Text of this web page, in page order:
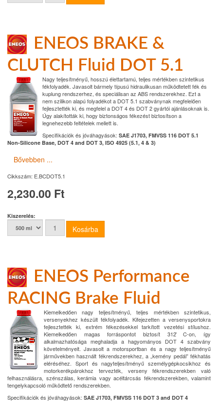
ENEOS BRAKE &
CLUTCH Fluid DOT 5.1
Nagy teljesítményű, hosszú élettartamú, teljes mértékben szintetikus
fékfolyadék. Javasolt bármely típusú hidraulikusan működtetett fék és
kuplung rendszerhez, és speciálisan az ABS rendszerekhez. Ezt a
nem szilikon alapú folyadékot a DOT 5.1 szabványnak megfelelően
fejlesztették ki, és megfelel a DOT 4 és DOT 2 gyártói ajánlásoknak is.
Úgy alakították ki, hogy biztonságos fékezést biztosítson a
legnehezebb feltételek mellett is.
Specifikációk és jóváhagyások: SAE J1703, FMVSS 116 DOT 5.1
Non-Silicone Base, DOT 4 and DOT 3, ISO 4925 (5.1, 4 & 3)
Bővebben ...
Cikkszám: E.BCDOT5.1
2,230.00 Ft
Kiszerelés:
ENEOS Performance
RACING Brake Fluid
Kiemelkedően nagy teljesítményű, teljes mértékben szintetikus,
versenyekhez készült fékfolyadék. Kifejezetten a versenysportokra
fejlesztették ki, extrém fékezésekkel tarkított vezetési stílushoz.
Kiemelkedően magas forráspontot biztosít 312 ̊C-on, így
alkalmazhatósága meghaladja a hagyományos DOT 4 szabvány
követelményeit. Javasolt a motorsportban és a nagy teljesítményű
járművekben használt fékrendszerekhez, a „kemény pedál” fékhatás
eléréséhez. Sport és nagyteljesítményű személygépkocsikhoz és
motorkerékpárokhoz tervezték, verseny fékrendszerekben való
felhasználásra, szénszálas, kerámia vagy acéltárcsás fékrendszerekben, valamint
tengelykapcsoló működtető rendszerekben.
Specifikációk és jóváhagyások: SAE J1703, FMVSS 116 DOT 3 and DOT 4